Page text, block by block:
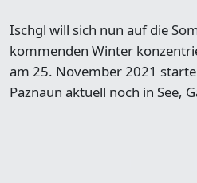
Ischgl will sich nun auf die
kommenden Winter
am 25. November 2021
Paznaun aktuell noch in See,